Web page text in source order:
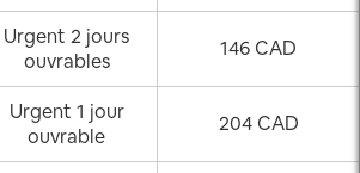
Urgent 2 jours
ouvrables
146 CAD
Urgent 1 jour
ouvrable
204 CAD